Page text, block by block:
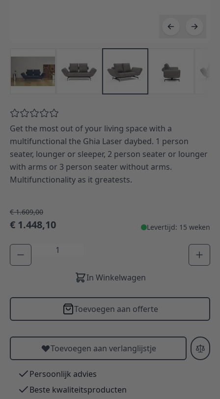
Get the most out of your living space with a
multifunctional the Ghia Laser daybed. 1 person
seater, lounger or sleeper, 2 person seater or lounger
with arms or 3 person seater without arms.
Multifunctionality as it greatests.
€ 1.609,00
€ 1.448,10 Levertijd: 15 weken
Aantal
In Winkelwagen
Toevoegen aan offerte
Toevoegen aan verlanglijstje
Persoonlijk advies
Beste kwaliteitsproducten